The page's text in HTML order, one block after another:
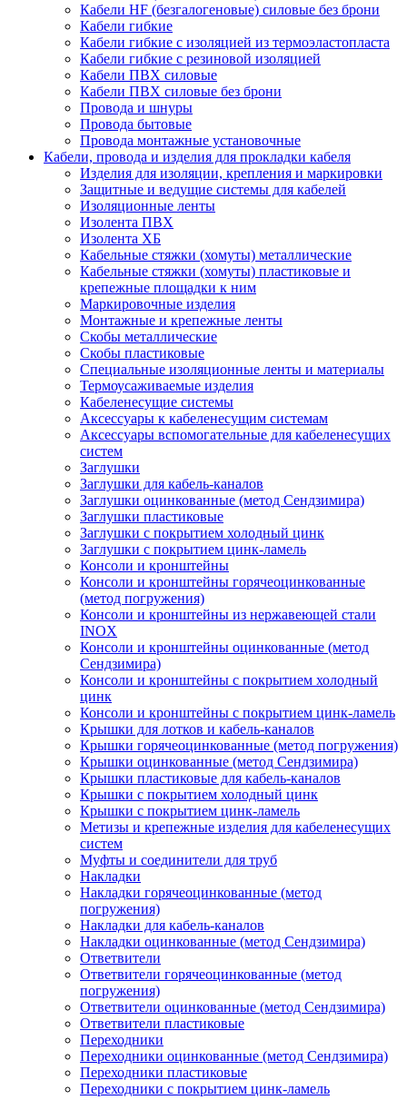
Кабели HF (безгалогеновые) силовые без брони
Кабели гибкие
Кабели гибкие с изоляцией из термоэластопласта
Кабели гибкие с резиновой изоляцией
Кабели ПВХ силовые
Кабели ПВХ силовые без брони
Провода и шнуры
Провода бытовые
Провода монтажные установочные
Кабели, провода и изделия для прокладки кабеля
Изделия для изоляции, крепления и маркировки
Защитные и ведущие системы для кабелей
Изоляционные ленты
Изолента ПВХ
Изолента ХБ
Кабельные стяжки (хомуты) металлические
Кабельные стяжки (хомуты) пластиковые и
крепежные площадки к ним
Маркировочные изделия
Монтажные и крепежные ленты
Скобы металлические
Скобы пластиковые
Специальные изоляционные ленты и материалы
Термоусаживаемые изделия
Кабеленесущие системы
Аксессуары к кабеленесущим системам
Аксессуары вспомогательные для кабеленесущих
систем
Заглушки
Заглушки для кабель-каналов
Заглушки оцинкованные (метод Сендзимира)
Заглушки пластиковые
Заглушки с покрытием холодный цинк
Заглушки с покрытием цинк-ламель
Консоли и кронштейны
Консоли и кронштейны горячеоцинкованные
(метод погружения)
Консоли и кронштейны из нержавеющей стали
INOX
Консоли и кронштейны оцинкованные (метод
Сендзимира)
Консоли и кронштейны с покрытием холодный
цинк
Консоли и кронштейны с покрытием цинк-ламель
Крышки для лотков и кабель-каналов
Крышки горячеоцинкованные (метод погружения)
Крышки оцинкованные (метод Сендзимира)
Крышки пластиковые для кабель-каналов
Крышки с покрытием холодный цинк
Крышки с покрытием цинк-ламель
Метизы и крепежные изделия для кабеленесущих
систем
Муфты и соединители для труб
Накладки
Накладки горячеоцинкованные (метод
погружения)
Накладки для кабель-каналов
Накладки оцинкованные (метод Сендзимира)
Ответвители
Ответвители горячеоцинкованные (метод
погружения)
Ответвители оцинкованные (метод Сендзимира)
Ответвители пластиковые
Переходники
Переходники оцинкованные (метод Сендзимира)
Переходники пластиковые
Переходники с покрытием цинк-ламель